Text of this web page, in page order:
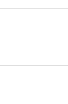
...